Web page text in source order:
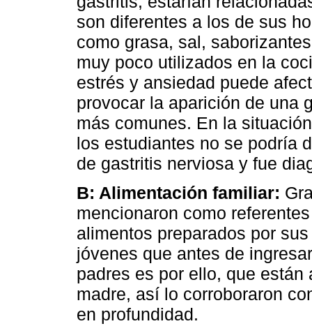
son diferentes a los de sus
como grasa, sal,
muy poco utilizados en la
estrés y ansiedad puede
provocar la aparición de una
más comunes. En la
los estudiantes no se podría
de gastritis nerviosa y fue
B: Alimentación familiar:
mencionaron como
alimentos preparados por
jóvenes que antes de
padres es por ello, que
madre, así lo corroboraron
en profundidad.